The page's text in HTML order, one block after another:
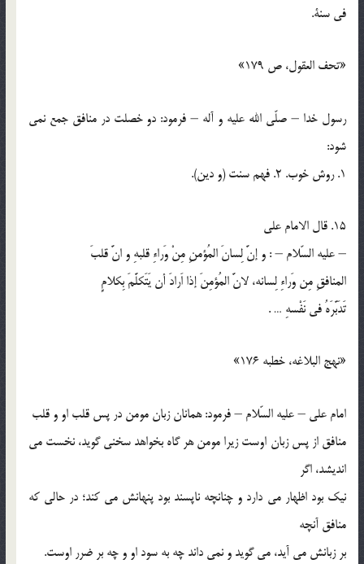
في سنة.
«تحف العقول، ص 179»
رسول خدا – صلّي الله عليه و آله – فرمود: دو خصلت در منافق جمع نمي
شود:
1. روش خوب. 2. فهم سنت (و دين).
15. قال الامام علي
– عليه السّلام – : و إنَّ لِسانَ المُؤمنِ مِنْ وَراءِ قلبهِ و انَّ قلبَ
المنافقِ مِن وَراءِ لِسانه، لانَّ المُؤمِنَ إذا اَرادَ أن يَتَكلَّمَ بِكلامٍ
تَدَبَّرَهُ في نَفْسهِ … .
«نهج البلاغه، خطبه 176»
امام علي – عليه السّلام – فرمود: همانان زبان مومن در پس قلب او و قلب
منافق از پس زبان اوست زيرا مومن هر گاه بخواهد سخني گويد، نخست مي
انديشد، اگر
نيك بود اظهار مي دارد و چنانچه ناپسند بود پنهانش مي كند؛ در حالي كه
منافق آنچه
بر زبانش مي آيد، مي گويد و نمي داند چه به سود او و چه بر ضرر اوست.